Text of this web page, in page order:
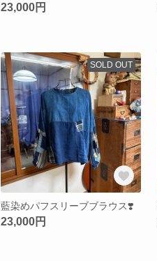
23,000円
SOLD OUT
藍染めパフスリーブブラウス❣️
23,000円